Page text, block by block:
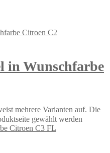
in Wunschfarbe
mehrere Varianten auf. Die
gewählt werden